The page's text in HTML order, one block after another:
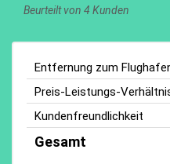
Beurteilt von 4 Kunden
Entfernung zum
Preis-Leistungs-
Kundenfreundlichkeit
Gesamt